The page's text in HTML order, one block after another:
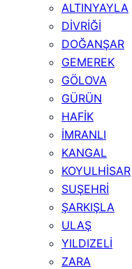
ALTINYAYLA
DİVRİĞİ
DOĞANŞAR
GEMEREK
GÖLOVA
GÜRÜN
HAFİK
İMRANLI
KANGAL
KOYULHİSAR
SUŞEHRİ
ŞARKIŞLA
ULAŞ
YILDIZELİ
ZARA